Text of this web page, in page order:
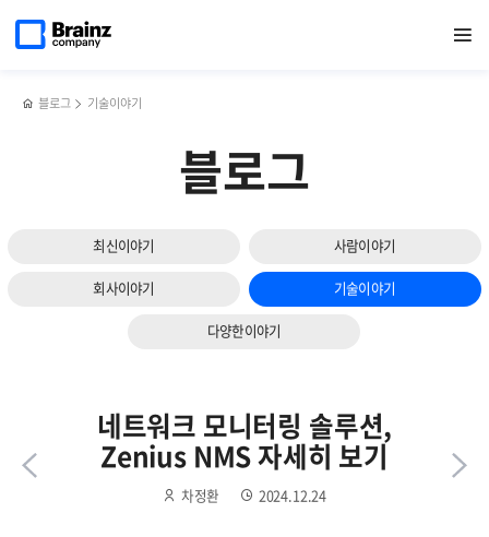
열기
페이지로
블로그 기술이야기
블로그
최신이야기 사람이야기
회사이야기 기술이야기
다양한이야기
SMS의
네트워크 모니터링 솔루션,
Zenius NMS 자세히 보기
차정환 2024.12.24
DBMS의
다음
슬라이드